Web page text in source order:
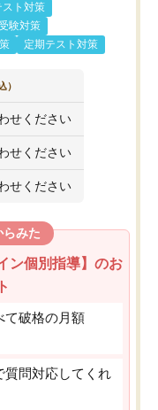
スト対策
験対策
定期テスト対策
）
せください
せください
せください
みた
ン個別指導】のお
て破格の月額
質問対応してくれ